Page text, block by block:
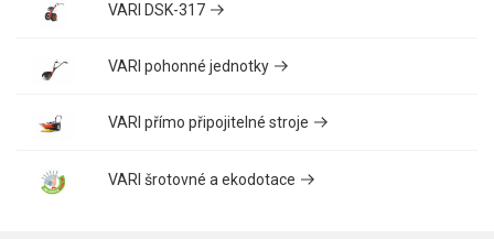
Sekačky
Benzínové sekačky
Akumulátorové sekačky
Bubnové sekačky
VARI DSK-317
VARI pohonné jednotky
VARI přímo připojitelné stroje
VARI šrotovné a ekodotace